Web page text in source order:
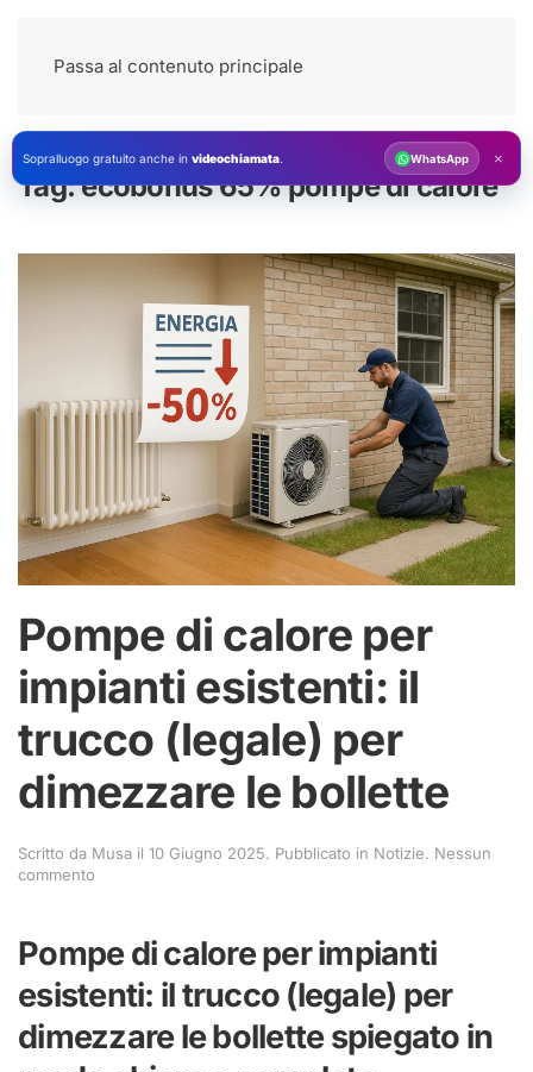
Passa al contenuto principale
Tag:ecobonus 65% pompe di calore
Pompe di calore per
impianti esistenti: il
trucco (legale) per
dimezzare le bollette
Scritto da Musa il 10 Giugno 2025. Pubblicato in Notizie. Nessun
commento
per
impianti
esistenti:
trucco
(legale)
Pompe di calore per impianti
esistenti: il trucco (legale) per
dimezzare le bollette spiegato in
Sopralluogo gratuito anche in videochiamata. WhatsApp ×